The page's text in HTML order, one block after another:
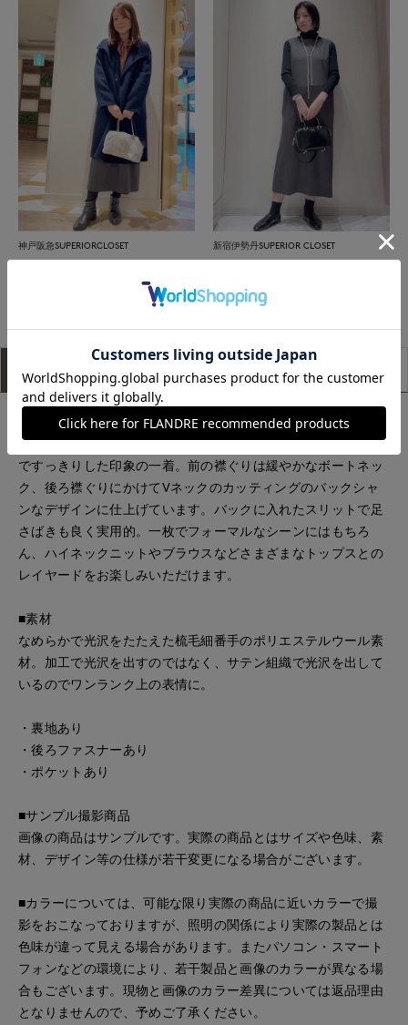
神戸阪急SUPERIORCLOSET 新宿伊勢丹SUPERIOR CLOSET
もっと見る
アイテム説明 サイズ詳細 購入レビュー
■デザイン
身頃まわりにほど良いゆとりを持たせ、ストレートシルエット
ですっきりした印象の一着。前の襟ぐりは緩やかなボートネッ
ク、後ろ襟ぐりにかけてVネックのカッティングのバックシャ
ンなデザインに仕上げています。バックに入れたスリットで足
さばきも良く実用的。一枚でフォーマルなシーンにはもちろ
ん、ハイネックニットやブラウスなどさまざまなトップスとの
レイヤードをお楽しみいただけます。
■素材
なめらかで光沢をたたえた梳毛細番手のポリエステルウール素
材。加工で光沢を出すのではなく、サテン組織で光沢を出して
いるのでワンランク上の表情に。
・裏地あり
・後ろファスナーあり
・ポケットあり
■サンプル撮影商品
画像の商品はサンプルです。実際の商品とはサイズや色味、素
材、デザイン等の仕様が若干変更になる場合がございます。
■カラーについては、可能な限り実際の商品に近いカラーで撮
影をおこなっておりますが、照明の関係により実際の製品とは
色味が違って見える場合があります。またパソコン・スマート
フォンなどの環境により、若干製品と画像のカラーが異なる場
合もございます。現物と画像のカラー差異については返品理由
となりませんので、予めご了承ください。